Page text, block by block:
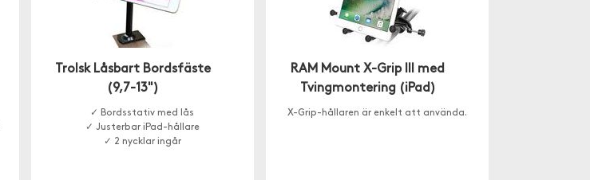
Trolsk Låsbart Bordsfäste
(9,7-13")
✓ Bordsstativ med lås
✓ Justerbar iPad-hållare
✓ 2 nycklar ingår
RAM Mount X-Grip III med
Tvingmontering (iPad)
X-Grip-hållaren är enkelt att använda.